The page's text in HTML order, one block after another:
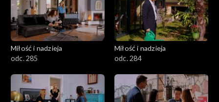
Miłość i nadzieja
odc. 285
Miłość i nadzieja
odc. 284